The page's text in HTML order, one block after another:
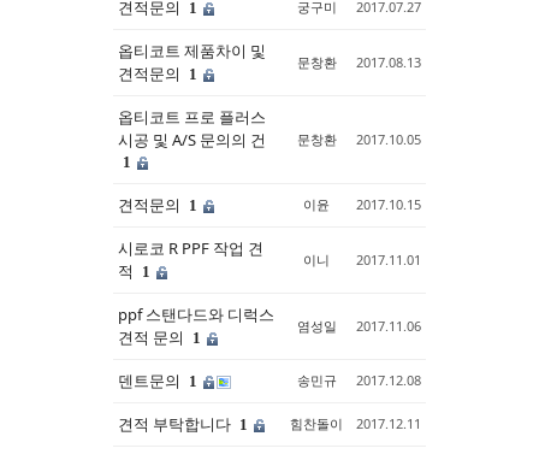
견적문의 1 궁구미 2017.07.27
옵티코트 제품차이 및
견적문의
1
문창환 2017.08.13
옵티코트 프로 플러스
시공 및 A/S 문의의 건
1
문창환 2017.10.05
견적문의 1 이윤 2017.10.15
시로코 R PPF 작업 견
적
1
이니 2017.11.01
ppf 스탠다드와 디럭스
견적 문의
1
염성일 2017.11.06
덴트문의 1 송민규 2017.12.08
견적 부탁합니다 1 힘찬돌이 2017.12.11